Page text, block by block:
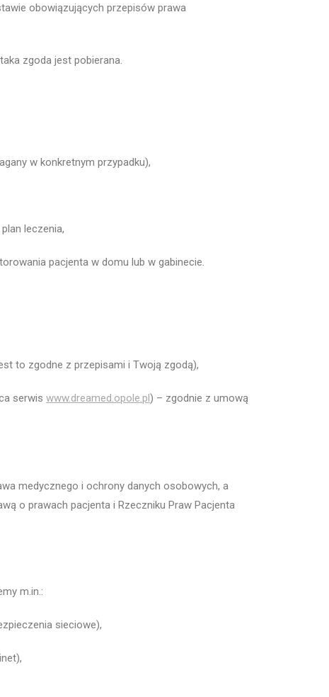
obowiązujących przepisów prawa
zgoda jest pobierana.
w konkretnym przypadku),
leczenia,
pacjenta w domu lub w gabinecie.
to zgodne z przepisami i Twoją zgodą),
serwiswww.dreamed.opole.pl) – zgodnie z umową
medycznego i ochrony danych osobowych, a
o prawach pacjenta i Rzeczniku Praw Pacjenta
m.in.:
sieciowe),